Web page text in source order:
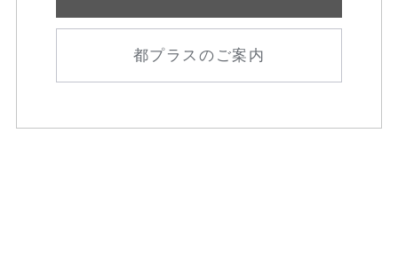
都プラスのご案内